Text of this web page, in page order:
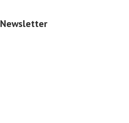
Newsletter